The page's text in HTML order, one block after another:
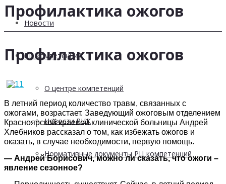
Новости
РЦ компетенций
О центре компетенций
Новости РЦК
Нормативные документы РЦ компетенций
Профилактика ожогов
Профилактика ожогов
В летний период количество травм, связанных с
ожогами, возрастает. Заведующий ожоговым отделением
Красноярской краевой клинической больницы Андрей
Хлебников рассказал о том, как избежать ожогов и
оказать, в случае необходимости, первую помощь.
— Андрей Борисович, можно ли сказать, что ожоги –
явление сезонное?